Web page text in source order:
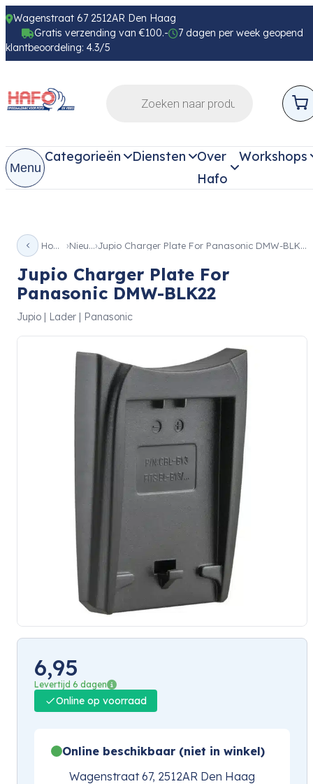
Wagenstraat 67 2512AR Den Haag
Gratis verzending van €100.-
7 dagen per week geopend
klantbeoordeling: 4.3/5
Menu
Categorieën Diensten
Over
Hafo
Workshops
Home Nieuw Jupio Charger Plate For Panasonic DMW-BLK22
Jupio Charger Plate For
Panasonic DMW-BLK22
Jupio | Lader | Panasonic
6,95
Levertijd 6 dagen
Online op voorraad
Online beschikbaar (niet in winkel)
Wagenstraat 67, 2512AR Den Haag